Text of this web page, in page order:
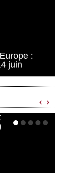
:
juin
‹ ›